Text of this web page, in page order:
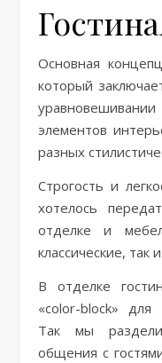
Основная
который
элементов
разных
Строгость и
хотелось
отделке и
классические,
В отделке
«color-block» для
Так мы
общения с